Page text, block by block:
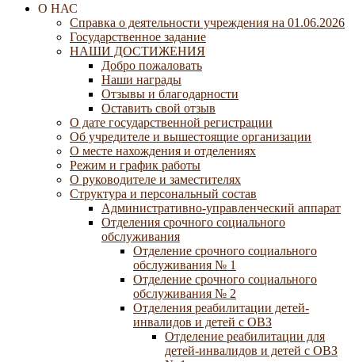
О НАС
Справка о деятельности учреждения на 01.06.2026
Государственное задание
НАШИ ДОСТИЖЕНИЯ
Добро пожаловать
Наши награды
Отзывы и благодарности
Оставить свой отзыв
О дате государственной регистрации
Об учредителе и вышестоящие организации
О месте нахождения и отделениях
Режим и график работы
О руководителе и заместителях
Структура и персональный состав
Административно-управленческий аппарат
Отделения срочного социального
обслуживания
Отделение срочного социального
обслуживания № 1
Отделение срочного социального
обслуживания № 2
Отделения реабилитации детей-
инвалидов и детей с ОВЗ
Отделение реабилитации для
детей-инвалидов и детей с ОВЗ